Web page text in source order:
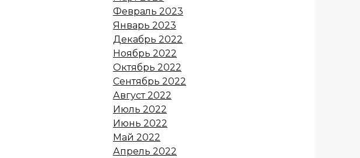
Февраль 2023
Январь 2023
Декабрь 2022
Ноябрь 2022
Октябрь 2022
Сентябрь 2022
Август 2022
Июль 2022
Июнь 2022
Май 2022
Апрель 2022